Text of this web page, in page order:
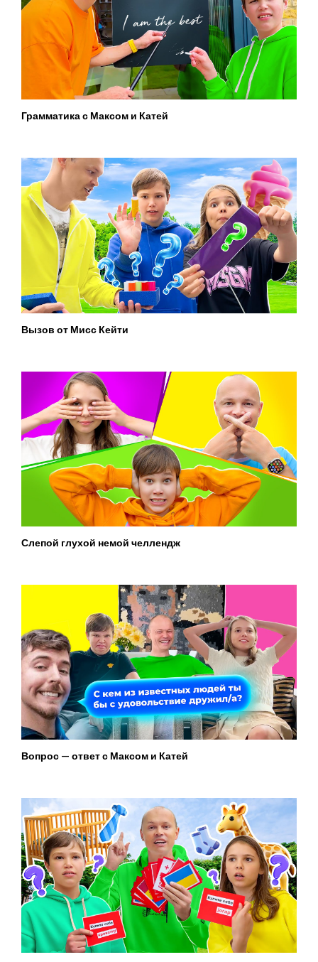
Грамматика с Максом и Катей
Вызов от Мисс Кейти
Слепой глухой немой челлендж
Вопрос — ответ с Максом и Катей